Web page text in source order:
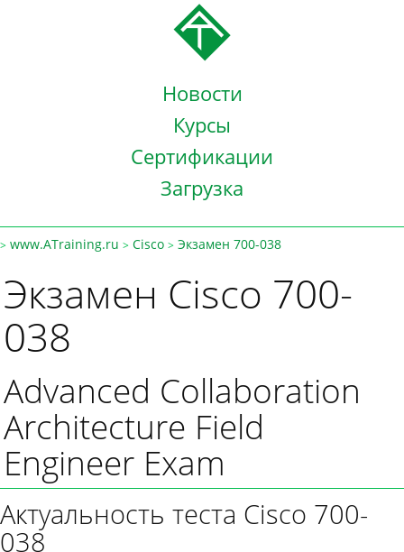
Новости
Курсы
Сертификации
Загрузка
> www.ATraining.ru > Cisco > Экзамен 700-038
Экзамен Cisco 700-
038
Advanced Collaboration
Architecture Field
Engineer Exam
Актуальность теста Cisco 700-
038